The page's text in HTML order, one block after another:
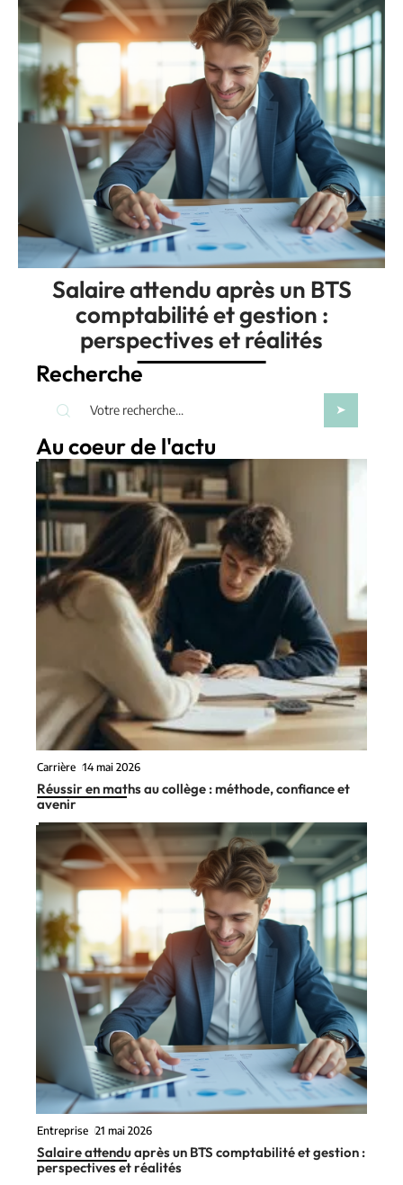
Salaire attendu après un BTS
comptabilité et gestion :
perspectives et réalités
Recherche
Au coeur de l'actu
Carrière 14 mai 2026
Réussir en maths au collège : méthode, confiance et
avenir
Entreprise 21 mai 2026
Salaire attendu après un BTS comptabilité et gestion :
perspectives et réalités